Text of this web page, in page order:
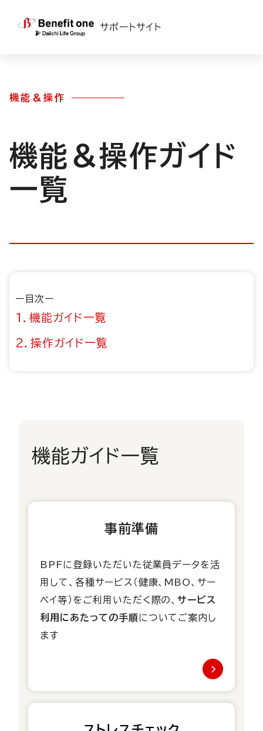
サポートサイト
機能＆操作
機能＆操作ガイド
一覧
ー目次ー
１．機能ガイド一覧
２．操作ガイド一覧
機能ガイド一覧
事前準備
BPFに登録いただいた従業員データを活
用して、各種サービス（健康、MBO、サー
ベイ等）をご利用いただく際の、サービス
利用にあたっての手順についてご案内し
ます